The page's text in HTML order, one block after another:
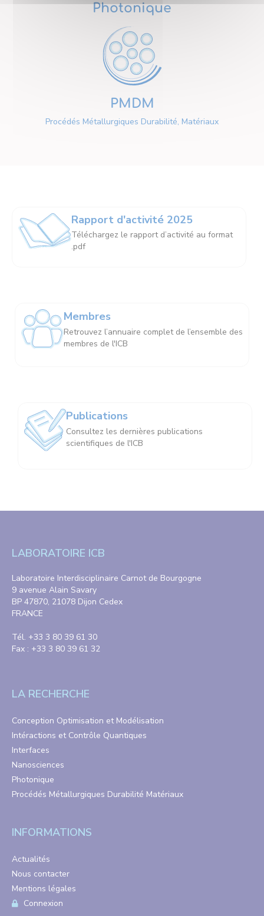
Photonique
PMDM
Procédés Métallurgiques Durabilité, Matériaux
Rapport d'activité 2025
Téléchargez le rapport d’activité au format
.pdf
Membres
Retrouvez l’annuaire complet de l’ensemble des
membres de l'ICB
Publications
Consultez les dernières publications
scientifiques de l'ICB
LABORATOIRE ICB
Laboratoire Interdisciplinaire Carnot de Bourgogne
9 avenue Alain Savary
BP 47870, 21078 Dijon Cedex
FRANCE
Tél. +33 3 80 39 61 30
Fax : +33 3 80 39 61 32
LA RECHERCHE
Conception Optimisation et Modélisation
Intéractions et Contrôle Quantiques
Interfaces
Nanosciences
Photonique
Procédés Métallurgiques Durabilité Matériaux
INFORMATIONS
Actualités
Nous contacter
Mentions légales
Connexion